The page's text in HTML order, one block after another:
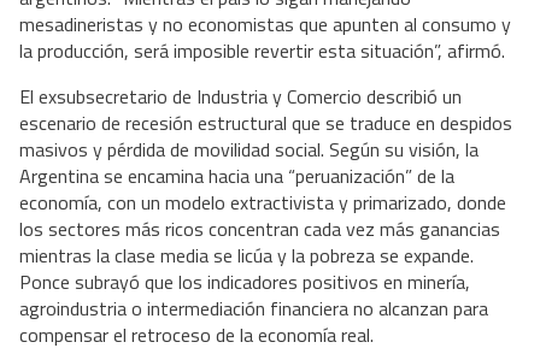
mesadineristas y no economistas que apunten al consumo y
la producción, será imposible revertir esta situación”, afirmó.
El exsubsecretario de Industria y Comercio describió un
escenario de recesión estructural que se traduce en despidos
masivos y pérdida de movilidad social. Según su visión, la
Argentina se encamina hacia una “peruanización” de la
economía, con un modelo extractivista y primarizado, donde
los sectores más ricos concentran cada vez más ganancias
mientras la clase media se licúa y la pobreza se expande.
Ponce subrayó que los indicadores positivos en minería,
agroindustria o intermediación financiera no alcanzan para
compensar el retroceso de la economía real.